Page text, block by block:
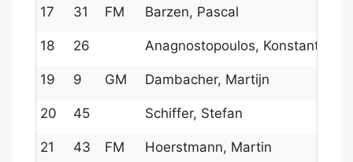
17 31 FM Barzen, Pascal
18 26 Anagnostopoulos, Konstantinos
19 9 GM Dambacher, Martijn
20 45 Schiffer, Stefan
21 43 FM Hoerstmann, Martin